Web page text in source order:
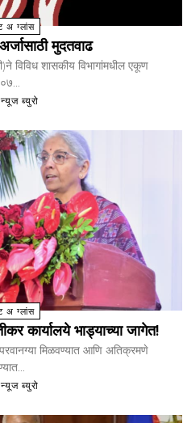
अ ग्लांस
मुदतवाढ
विविध शासकीय विभागांमधील एकूण
ब्युरो
अ ग्लांस
कार्यालये भाड्याच्या जागेत!
मिळवण्यात आणि अतिक्रमणे
ब्युरो